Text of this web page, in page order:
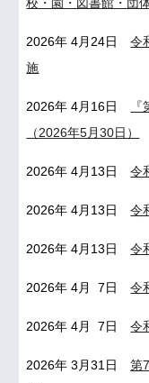
2026年 4月 24日令
施
2026年 4月16日
（2026年5月30日）
2026年4月13日令
2026年 4月13日令
2026年 4月13日令
2026年 4月 7日令
2026年4月 7日 令
2026年 3月31 日第